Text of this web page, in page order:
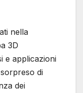
nella
3D
e applicazioni
di
dei